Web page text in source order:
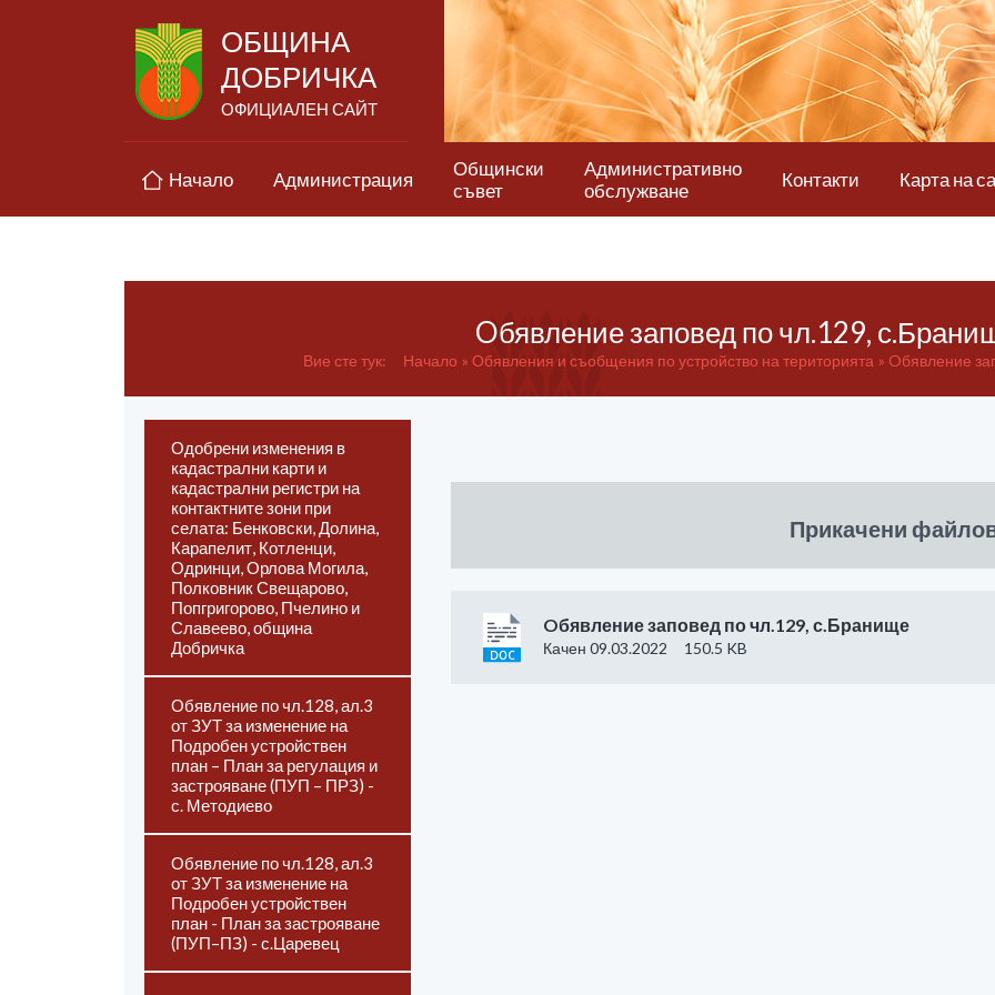
ОБЩИНА
ДОБРИЧКА
ОФИЦИАЛЕН САЙТ
Начало Администрация
Общински
съвет
Административно
обслужване
Контакти Карта на
Oбявление заповед по чл.129,
Вие сте тук: Начало Обявления и съобщения по устройство на територията Oбявление
Одобрени изменения в
кадастрални карти и
кадастрални регистри на
контактните зони при
селата: Бенковски, Долина,
Карапелит, Котленци,
Одринци, Орлова Могила,
Полковник Свещарово,
Попгригорово, Пчелино и
Славеево, община
Добричка
Обявление по чл.128, ал.3
от ЗУТ за изменение на
Подробен устройствен
план – План за регулация и
застрояване (ПУП – ПРЗ) -
с. Методиево
Обявление по чл.128, ал.3
от ЗУТ за изменение на
Подробен устройствен
план - План за застрояване
(ПУП–ПЗ) - с.Царевец
Прикачени
Oбявление заповед по чл.129, с.Бранище
Качен 09.03.2022 150.5 KB